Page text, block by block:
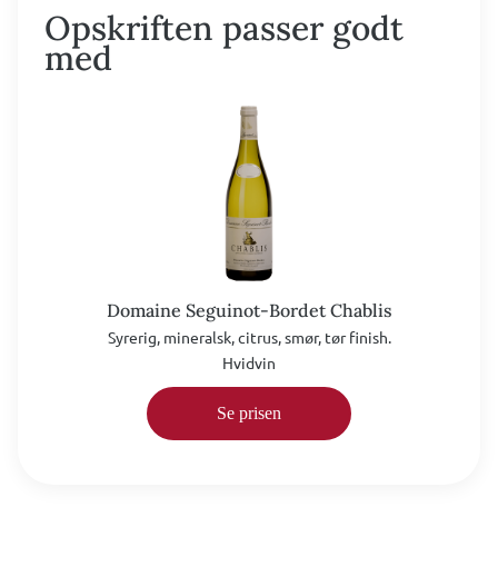
Opskriften passer godt
med
Domaine Seguinot-Bordet Chablis
Syrerig, mineralsk, citrus, smør, tør finish.
Hvidvin
Se prisen